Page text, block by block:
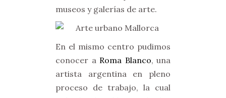
museos y galerías de arte.
En el mismo centro pudimos
conocer a Roma Blanco, una
artista argentina en pleno
proceso de trabajo, la cual